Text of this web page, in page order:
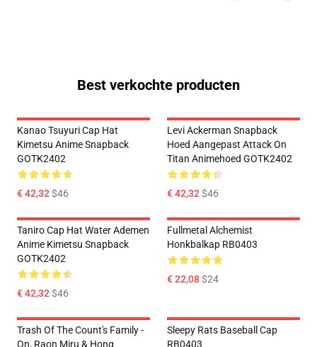
Best verkochte producten
Kanao Tsuyuri Cap Hat
Kimetsu Anime Snapback
GOTK2402
€ 42,32$46
Levi Ackerman Snapback
Hoed Aangepast Attack On
Titan Animehoed GOTK2402
€ 42,32$46
Taniro Cap Hat Water Ademen
Anime Kimetsu Snapback
GOTK2402
€ 42,32$46
Fullmetal Alchemist
Honkbalkap RB0403
€ 22,08$24
Trash Of The Count's Family -
On, Raon Miru & Hong
Sleepy Rats Baseball Cap
RB0403